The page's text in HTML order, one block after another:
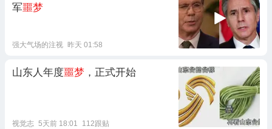
军噩梦
强大气场的注视 昨天 01:58
山东人年度噩梦 ，正式开始
视觉志 5天前 18:01 112跟贴